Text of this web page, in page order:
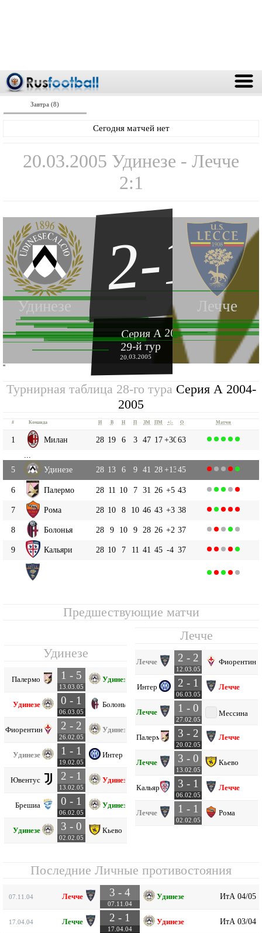
Завтра (8)
Сегодня матчей нет
20.03.2005 Удинезе - Лечче
2:1
Удинезе Лечче
2-1
Серия А 2004-2005
29-й тур
20.03.2005
''
Турнирная таблица 28-го тура Серия А 2004-
2005
# Команда И В Н П ЗМ ПМ +|- О Матчи
1 Милан 28 19 6 3 47 17+3063
5
Удинезе 28 13 6 9 41 28+1345
6 Палермо 28 11 10 7 31 26 +5 43
7 Рома 28 10 8 10 46 43 +3 38
8 Болонья 28 9 10 9 28 26 +2 37
9 Кальяри 28 10 7 11 41 45 -4 37
Предшествующие матчи
Удинезе
Палермо 1 - 5
13.03.05
Удинезе
Удинезе 0 - 1
06.03.05
Болонья
Фиорентина 2 - 2
26.02.05
Удинезе
Удинезе 1 - 1
19.02.05
Интер
Ювентус 2 - 1
13.02.05
Удинезе
Брешиа 0 - 1
06.02.05
Удинезе
Удинезе 3 - 0
02.02.05
Кьево
Лечче
Лечче 2 - 2
12.03.05
Фиорентина
Интер 2 - 1
06.03.05
Лечче
Лечче 1 - 0
27.02.05
Мессина
Палермо 3 - 2
20.02.05
Лечче
Лечче 3 - 0
13.02.05
Кьево
Кальяри 3 - 1
06.02.05
Лечче
Лечче 1 - 1
02.02.05
Рома
Последние Личные противостояния
07.11.04 Лечче 3 - 4
07.11.04
Удинезе ИтА 04/05
17.04.04 Лечче 2 - 1
17.04.04
Удинезе ИтА 03/04